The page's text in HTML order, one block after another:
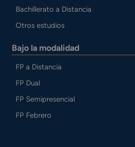
Bachillerato a Distancia
Otros estudios
Bajo la modalidad
FP a Distancia
FP Dual
FP Semipresencial
FP Febrero